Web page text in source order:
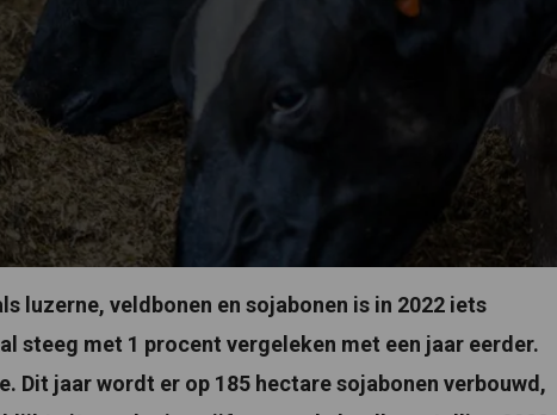
luzerne, veldbonen en sojabonen is in 2022 iets
steeg met 1 procent vergeleken met een jaar eerder.
Dit jaar wordt er op 185 hectare sojabonen verbouwd,